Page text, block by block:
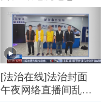
威？
[法治在线]法治封面
午夜网络直播间乱象